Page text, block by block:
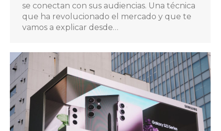
se conectan con sus audiencias. Una técnica
que ha revolucionado el mercado y que te
vamos a explicar desde…